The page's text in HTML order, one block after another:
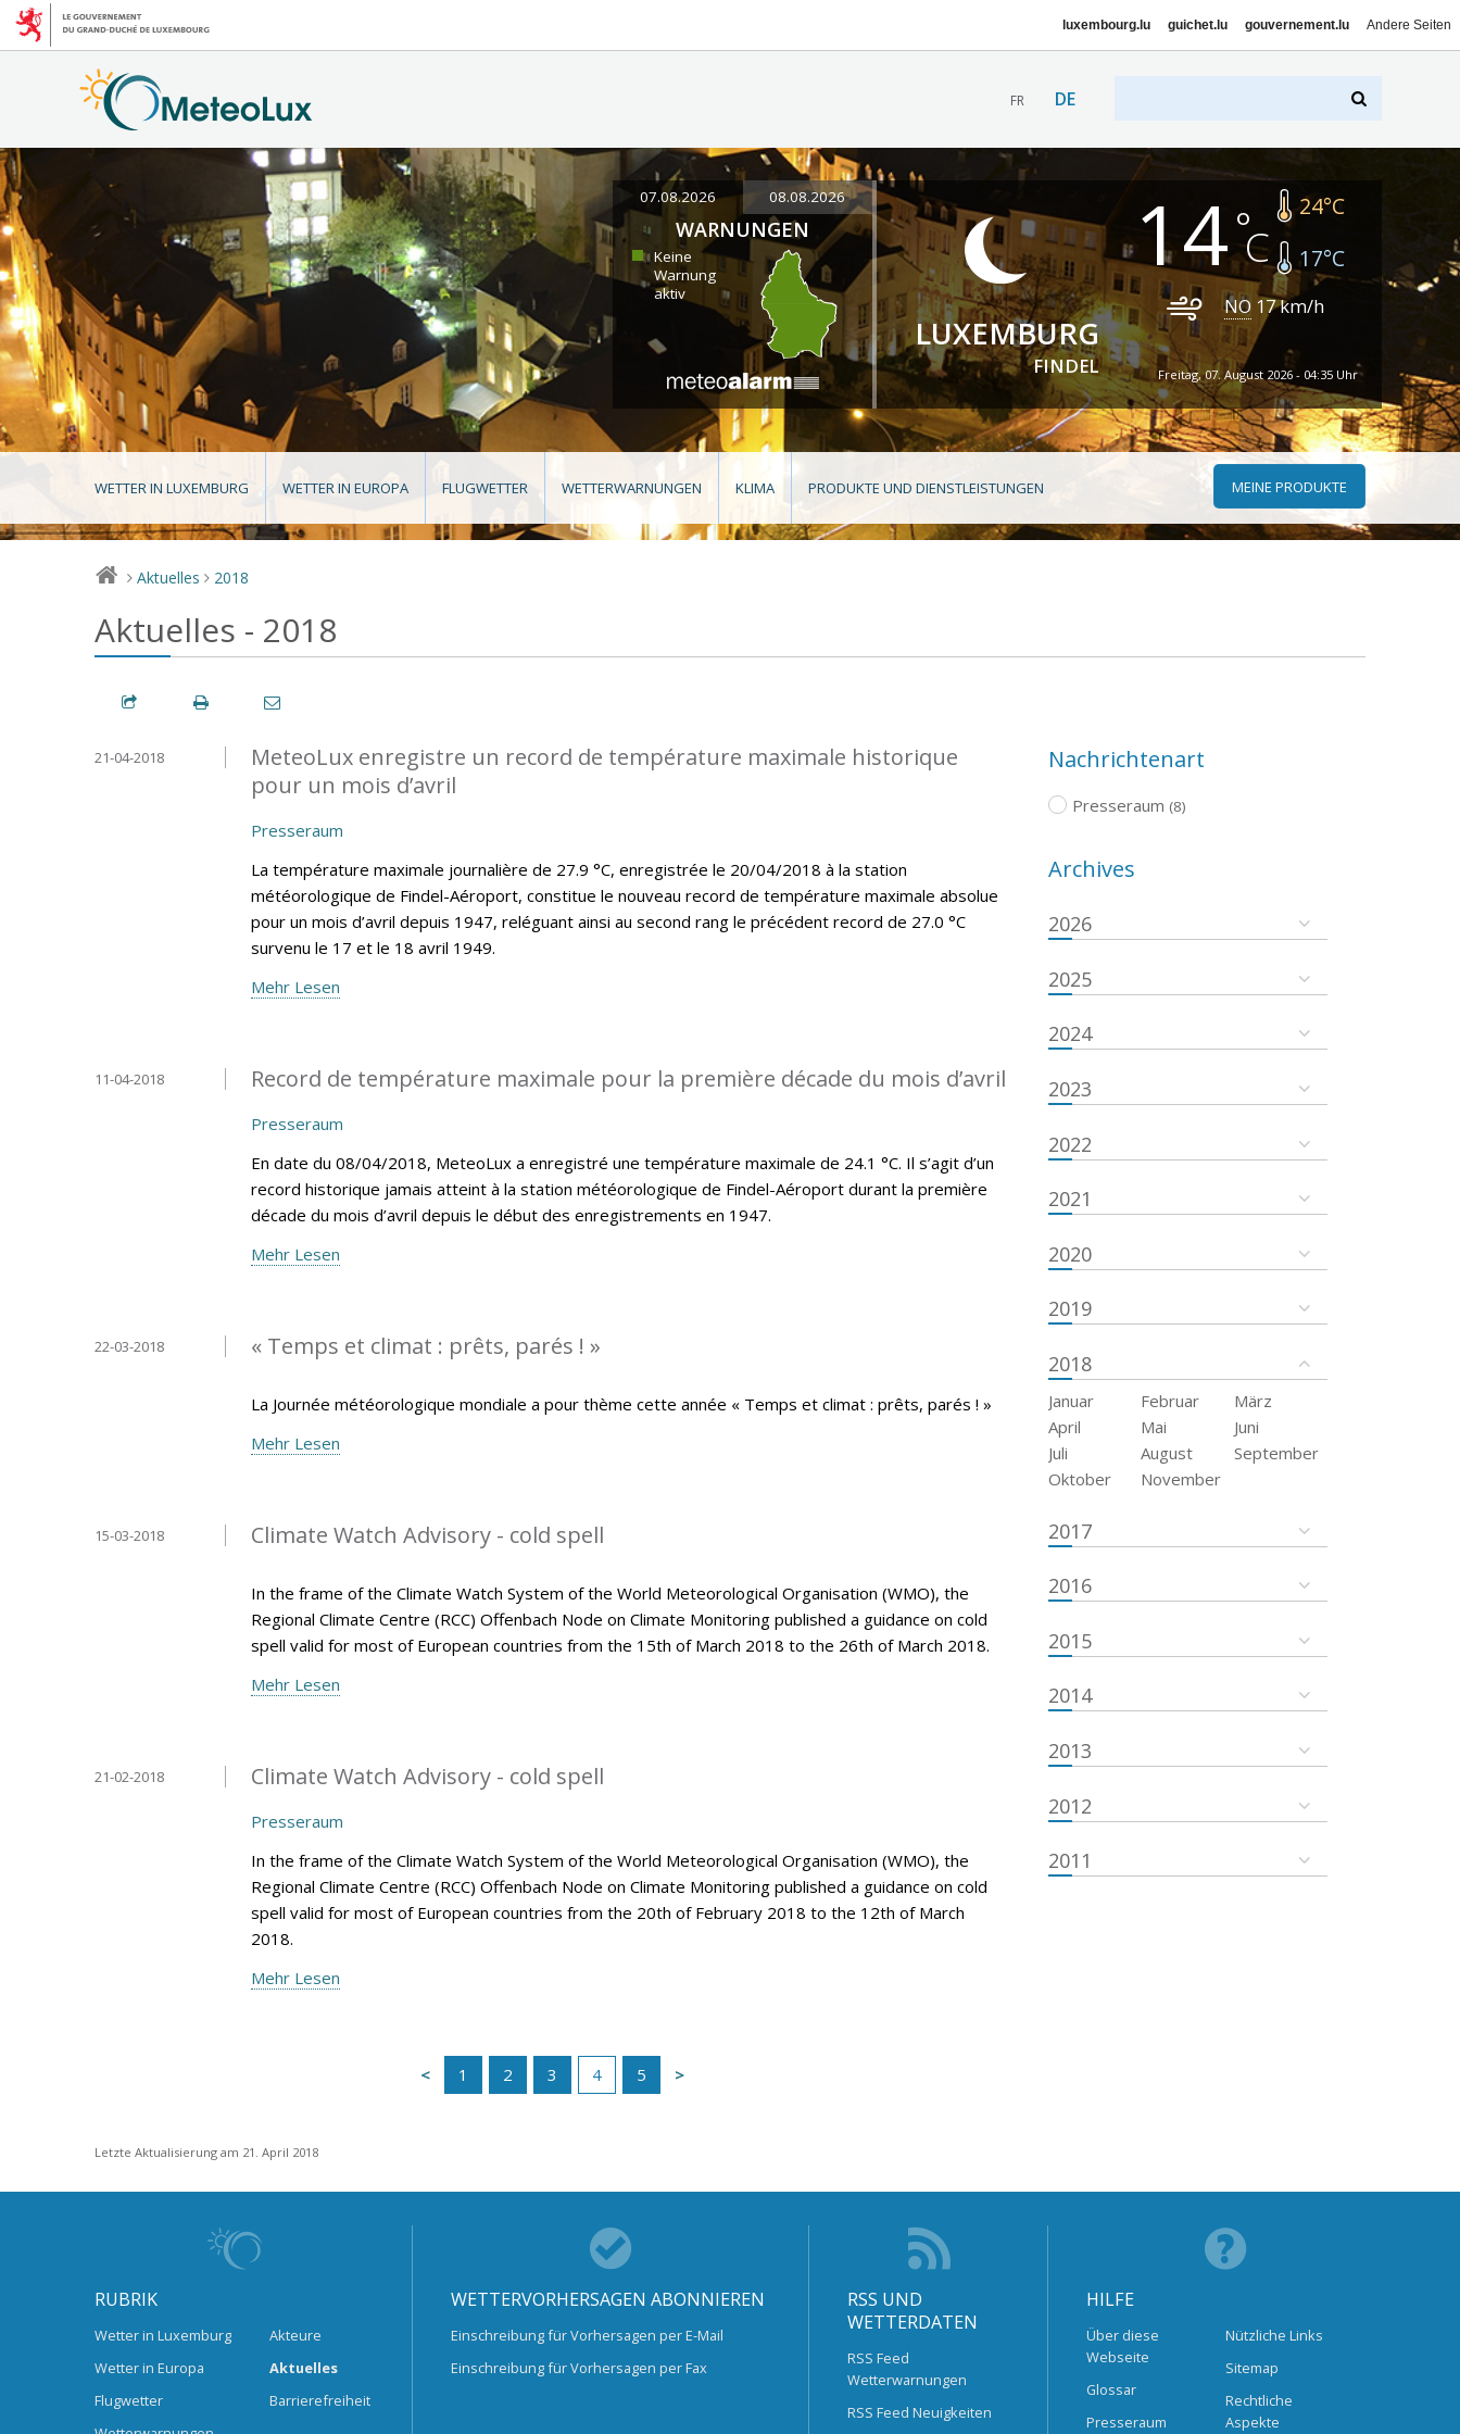
luxembourg.lu guichet.lu gouvernement.lu Andere Seiten
FR DE
07.08.2026 08.08.2026
WARNUNGEN
Keine
Warnung
aktiv
LUXEMBURG
FINDEL
14 24°C
17°C
NO 17km/h
Freitag, 07. August 2026 - 04:35 Uhr
WETTER IN LUXEMBURG WETTER IN EUROPA FLUGWETTER WETTERWARNUNGEN KLIMA PRODUKTE UND DIENSTLEISTUNGEN MEINE PRODUKTE
> Aktuelles > 2018
Aktuelles - 2018
MeteoLux enregistre un record de température maximale historique
pour un mois d’avril
21-04-2018
Presseraum
La température maximale journalière de 27.9 °C, enregistrée le 20/04/2018 à la station
météorologique de Findel-Aéroport, constitue le nouveau record de température maximale absolue
pour un mois d’avril depuis 1947, reléguant ainsi au second rang le précédent record de 27.0 °C
survenu le 17 et le 18 avril 1949.
Mehr Lesen
Record de température maximale pour la première décade du mois d’avril
11-04-2018
Presseraum
En date du 08/04/2018, MeteoLux a enregistré une température maximale de 24.1 °C. Il s’agit d’un
record historique jamais atteint à la station météorologique de Findel-Aéroport durant la première
décade du mois d’avril depuis le début des enregistrements en 1947.
Mehr Lesen
« Temps et climat : prêts, parés ! »
22-03-2018
La Journée météorologique mondiale a pour thème cette année « Temps et climat : prêts, parés ! »
Mehr Lesen
Climate Watch Advisory - cold spell
15-03-2018
In the frame of the Climate Watch System of the World Meteorological Organisation (WMO), the
Regional Climate Centre (RCC) Offenbach Node on Climate Monitoring published a guidance on cold
spell valid for most of European countries from the 15th of March 2018 to the 26th of March 2018.
Mehr Lesen
Climate Watch Advisory - cold spell
21-02-2018
Presseraum
In the frame of the Climate Watch System of the World Meteorological Organisation (WMO), the
Regional Climate Centre (RCC) Offenbach Node on Climate Monitoring published a guidance on cold
spell valid for most of European countries from the 20th of February 2018 to the 12th of March
2018.
Mehr Lesen
1 2 3 4 5
Nachrichtenart
Presseraum (8)
Archives
2026
2025
2024
2023
2022
2021
2020
2019
2018
Januar Februar
März
April
Mai
Juni
Juli
August
September
Oktober
November
2017
2016
2015
2014
2013
2012
2011
Letzte Aktualisierung am 21. April 2018
RUBRIK
Wetter in Luxemburg
Wetter in Europa
Flugwetter
Akteure
Aktuelles
Barrierefreiheit
WETTERVORHERSAGEN ABONNIEREN
Einschreibung für Vorhersagen per E-Mail
Einschreibung für Vorhersagen per Fax
RSS UND
WETTERDATEN
RSS Feed
Wetterwarnungen
RSS Feed Neuigkeiten
HILFE
Über diese
Webseite
Glossar
Presseraum
Nützliche Links
Sitemap
Rechtliche
Aspekte